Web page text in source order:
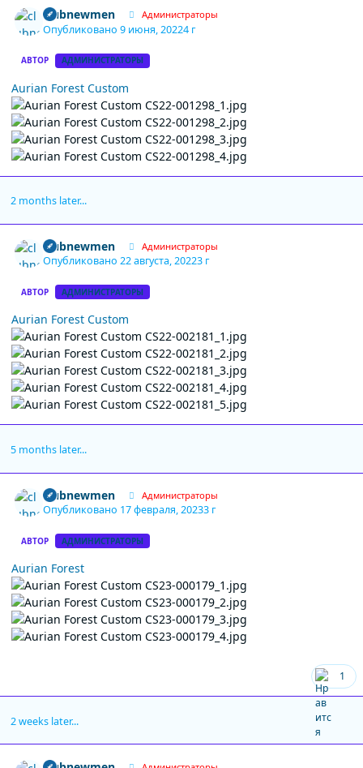
clubnewmen Администраторы
Опубликовано9 июня, 20224 г
АВТОР АДМИНИСТРАТОРЫ
Aurian Forest Custom
2 months later...
clubnewmen Администраторы
Опубликовано22 августа, 20223 г
АВТОР АДМИНИСТРАТОРЫ
Aurian Forest Custom
5 months later...
clubnewmen Администраторы
Опубликовано 17 февраля, 20233 г
АВТОР АДМИНИСТРАТОРЫ
Aurian Forest
1
2 weeks later...